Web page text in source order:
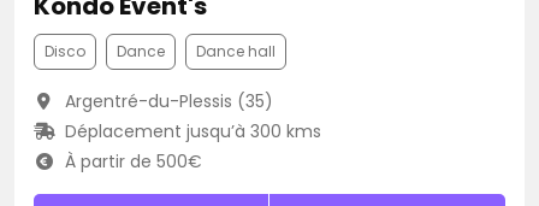
Disco Dance Dance hall
Argentré-du-Plessis (35)
Déplacement jusqu’à 300 kms
À partir de 500€